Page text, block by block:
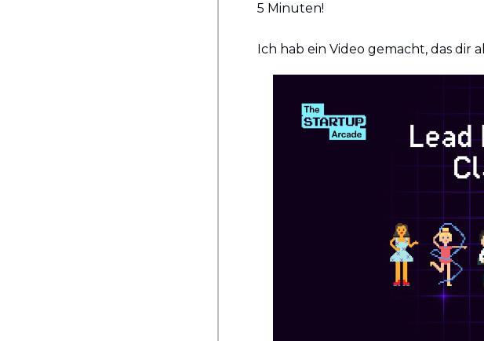
5 Minuten!
Ich hab ein Video gemacht, das dir